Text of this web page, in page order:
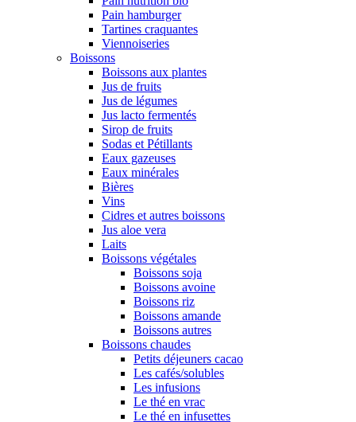
Pain hamburger
Tartines craquantes
Viennoiseries
Boissons
Boissons aux plantes
Jus de fruits
Jus de légumes
Jus lacto fermentés
Sirop de fruits
Sodas et Pétillants
Eaux gazeuses
Eaux minérales
Bières
Vins
Cidres et autres boissons
Jus aloe vera
Laits
Boissons végétales
Boissons soja
Boissons avoine
Boissons riz
Boissons amande
Boissons autres
Boissons chaudes
Petits déjeuners cacao
Les cafés/solubles
Les infusions
Le thé en vrac
Le thé en infusettes